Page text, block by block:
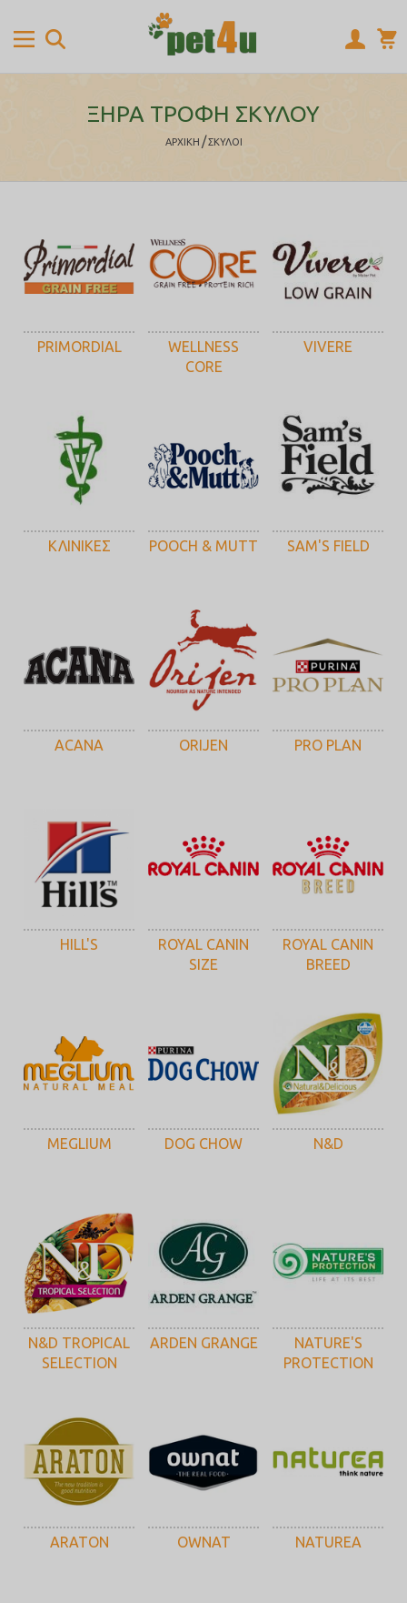
ΞΗΡΑ ΤΡΟΦΗ ΣΚΥΛΟΥ
ΑΡΧΙΚΉ / ΣΚΥΛΟΙ
PRIMORDIAL
WELLNESS
CORE
VIVERE
ΚΛΙΝΙΚΕΣ POOCH & MUTT SAM'S FIELD
ACANA ORIJEN PRO PLAN
HILL'S
ROYAL CANIN
SIZE
ROYAL CANIN
BREED
MEGLIUM DOG CHOW N&D
N&D TROPICAL
SELECTION
ARDEN GRANGE
NATURE'S
PROTECTION
ARATON OWNAT NATUREA